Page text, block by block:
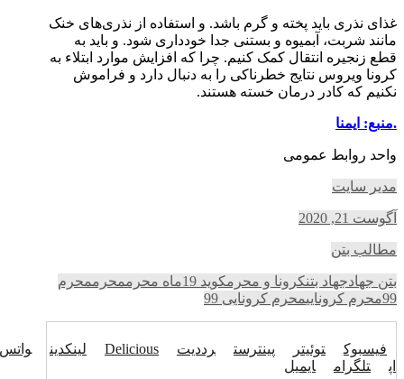
غذای نذری باید پخته و گرم باشد. و استفاده از نذری‌های خنک
مانند شربت، آبمیوه و بستنی جدا خودداری شود. و باید به
قطع زنجیره انتقال کمک کنیم. چرا که افزایش موارد ابتلاء به
کرونا ویروس نتایج خطرناکی را به دنبال دارد و فراموش
نکنیم که کادر درمان خسته هستند.
.منبع: ایمنا
واحد روابط عمومی
مدیر سایت
آگوست 21, 2020
مطالب بتن
بتن جهادجهاد بتنکرونا و محرمکوید 19 ماه محرممحرممحرم
99محرم کروناییمحرم کرونایی 99
فیسبوک توئیتر پینترست رددیت Delicious لینکدین
واتس
اپ
تلگرام ایمیل